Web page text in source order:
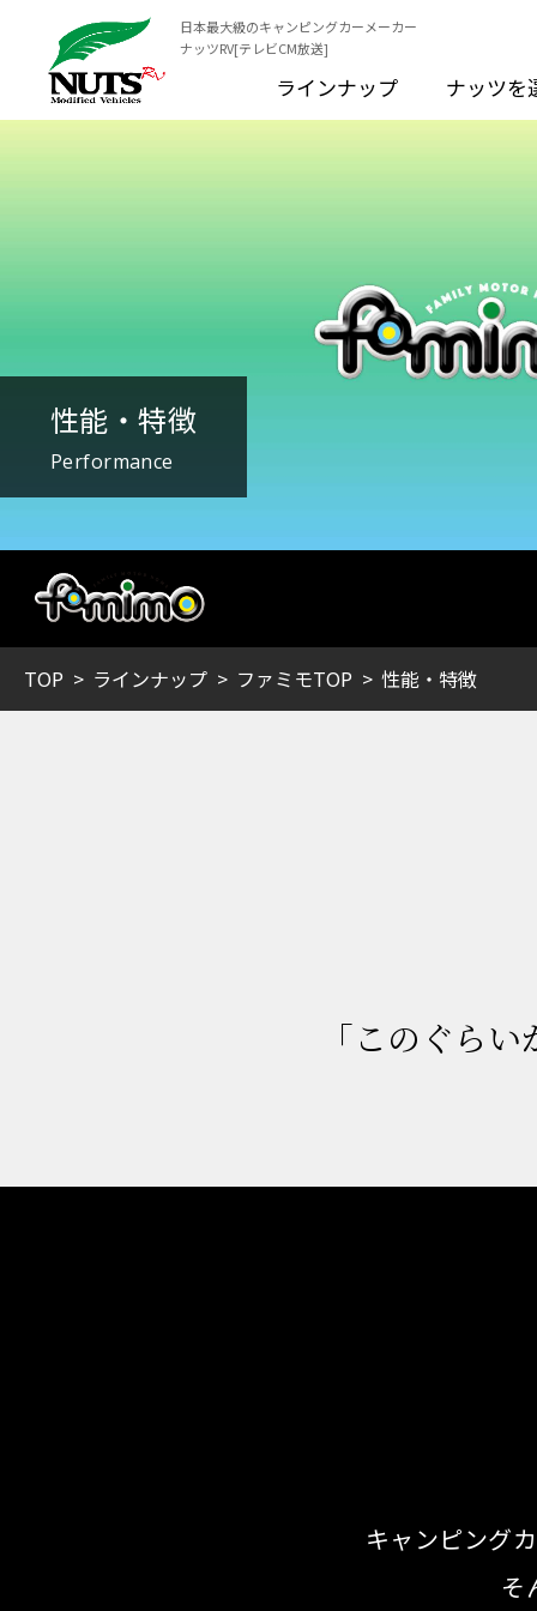
日本最大級のキャンピングカーメーカー
ナッツRV[テレビCM放送]
ラインナップ ナッツを
性能・特徴
Performance
TOP ラインナップ ファミモTOP 性能・特徴
「このぐら
キャンピング
そ